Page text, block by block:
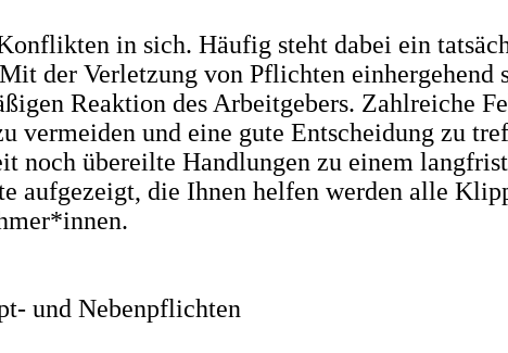
in sich. Häufig steht dabei ein
der Verletzung von Pflichten einhergehend
Reaktion des Arbeitgebers. Zahlreiche
vermeiden und eine gute Entscheidung zu
noch übereilte Handlungen zu einem
aufgezeigt, die Ihnen helfen werden alle
und Nebenpflichten